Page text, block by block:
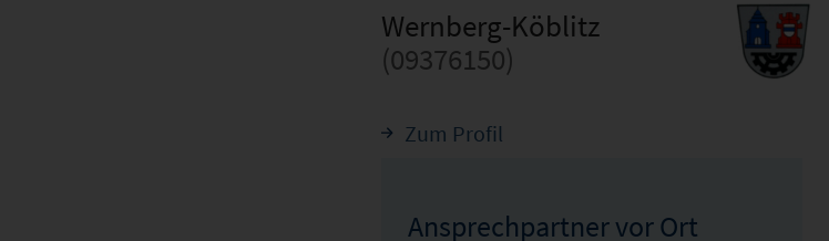
Wernberg-Köblitz
(09376150)
Zum Profil
Ansprechpartner vor Ort